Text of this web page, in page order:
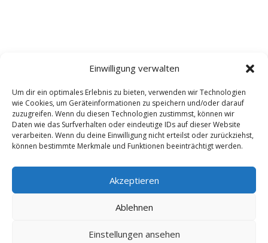
Einwilligung verwalten
Um dir ein optimales Erlebnis zu bieten, verwenden wir Technologien
wie Cookies, um Geräteinformationen zu speichern und/oder darauf
zuzugreifen. Wenn du diesen Technologien zustimmst, können wir
Daten wie das Surfverhalten oder eindeutige IDs auf dieser Website
verarbeiten. Wenn du deine Einwilligung nicht erteilst oder zurückziehst,
können bestimmte Merkmale und Funktionen beeinträchtigt werden.
Akzeptieren
Ablehnen
Einstellungen ansehen
Kontakt Impressum
Datenschutz
Werbung buchen
AGB
Copyright 2025-2026 | Web24 Consulting AVO UG |
Alle Rechte vorbehalten *Werbehinweis: Die ist ein
Portal mit Infos zu Dienstleistern und Fachbetrieben
sowie einem Anbieterverzeichnis. Wenn Sie bei den
Werbepartnern ein Angebot anfordern oder etwas
jeweiligen Dienstleister. Redaktionelle Einträge wurden